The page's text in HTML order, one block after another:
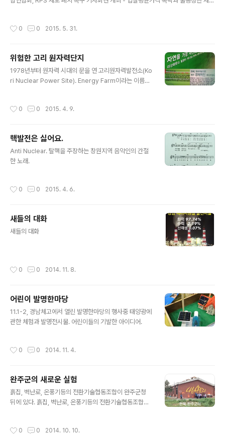
(이하 전국연합회)는 2015년 5월 27일 오후 2시 광화문 정부서울청사 앞에서 신재
제도(FIT) 재도입을 촉구하는 내용을 골자로 하는 기자회견을 가졌다. ❍ 이날 기자
회견은 지난 5월 15일 발표한 태양광 판매사업자 입찰 결과에 따른 반응으로써, 지
난해보다 37%, 제도 도입 초기보다 68% 폭락한 70,707원..
0 0 2015. 5. 31.
위험한 고리 원자력단지
​​1978년부터 원자력 시대의 문을 연 고리원자력발전소(Ko
ri Nuclear Power Site). Energy Farm이라는 이름의
핵은 이 시대의 확실한 우상이다. 맹신자도 많다. ​​
0 0 2015. 4. 9.
핵발전은 싫어요.
​​Anti Nuclear. 탈핵을 주장하는 창원지역 음악인의 간절
한 노래. ​​
0 0 2015. 4. 6.
새들의 대화
새들의 대화​​​​​​
0 0 2014. 11. 8.
어린이 발명한마당
11.1-2, 경남체고에서 열린 발명한마당의 행사중 태양광에
관한 체험과 발명전시물. 어린이들의 기발한 아이디어. ​​​​​​
0 0 2014. 11. 4.
완주군의 새로운 실험
흙집, 벽난로, 온풍기등의 전환기술협동조합이 완주군청
뒤에 있다. ​​​​흙집, 벽난로, 온풍기등의 전환기술협동조합이
0 0 2014. 10. 10.